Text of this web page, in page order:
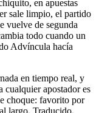
en apuestas
sale limpio, el partido
vuelve de segunda
todo cuando un
Advíncula hacía
en tiempo real, y
apostador es
choque: favorito por